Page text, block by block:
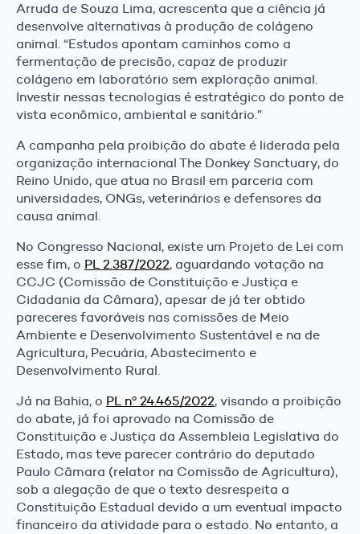
Arruda de Souza Lima, acrescenta que a ciência já
desenvolve alternativas à produção de colágeno
animal. “Estudos apontam caminhos como a
fermentação de precisão, capaz de produzir
colágeno em laboratório sem exploração animal.
Investir nessas tecnologias é estratégico do ponto de
vista econômico, ambiental e sanitário.”
A campanha pela proibição do abate é liderada pela
organização internacional The Donkey Sanctuary, do
Reino Unido, que atua no Brasil em parceria com
universidades, ONGs, veterinários e defensores da
causa animal.
No Congresso Nacional, existe um Projeto de Lei com
esse fim, o PL 2.387/2022, aguardando votação na
CCJC (Comissão de Constituição e Justiça e
Cidadania da Câmara), apesar de já ter obtido
pareceres favoráveis nas comissões de Meio
Ambiente e Desenvolvimento Sustentável e na de
Agricultura, Pecuária, Abastecimento e
Desenvolvimento Rural.
Já na Bahia, o PL nº 24.465/2022, visando a proibição
do abate, já foi aprovado na Comissão de
Constituição e Justiça da Assembleia Legislativa do
Estado, mas teve parecer contrário do deputado
Paulo Câmara (relator na Comissão de Agricultura),
sob a alegação de que o texto desrespeita a
Constituição Estadual devido a um eventual impacto
financeiro da atividade para o estado. No entanto, a